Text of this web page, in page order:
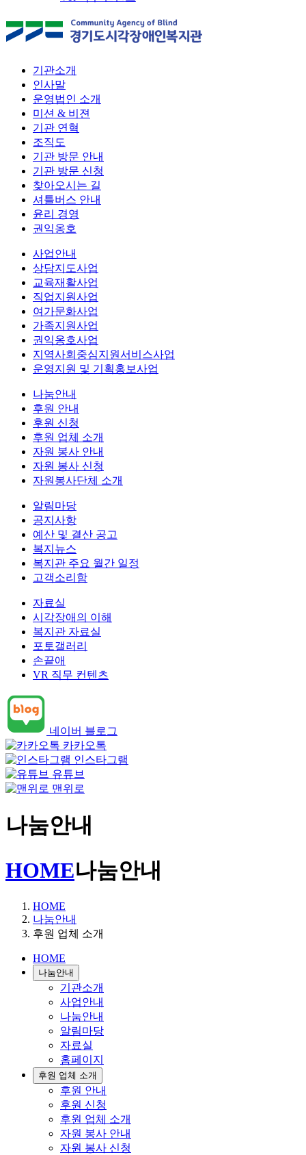
기관소개
인사말
운영법인 소개
미션 & 비젼
기관 연혁
조직도
기관 방문 안내
기관 방문 신청
찾아오시는 길
셔틀버스 안내
윤리 경영
권익옹호
사업안내
상담지도사업
교육재활사업
직업지원사업
여가문화사업
가족지원사업
권익옹호사업
지역사회중심지원서비스사업
운영지원 및 기획홍보사업
나눔안내
후원 안내
후원 신청
후원 업체 소개
자원 봉사 안내
자원 봉사 신청
자원봉사단체 소개
알림마당
공지사항
예산 및 결산 공고
복지뉴스
복지관 주요 월간 일정
고객소리함
자료실
시각장애의 이해
복지관 자료실
포토갤러리
손끝애
VR 직무 컨텐츠
네이버 블로그
카카오톡
인스타그램
유튜브
맨위로
나눔안내
HOME나눔안내
HOME
나눔안내
후원 업체 소개
HOME
나눔안내
기관소개
사업안내
나눔안내
알림마당
자료실
홈페이지
후원 업체 소개
후원 안내
후원 신청
후원 업체 소개
자원 봉사 안내
자원 봉사 신청